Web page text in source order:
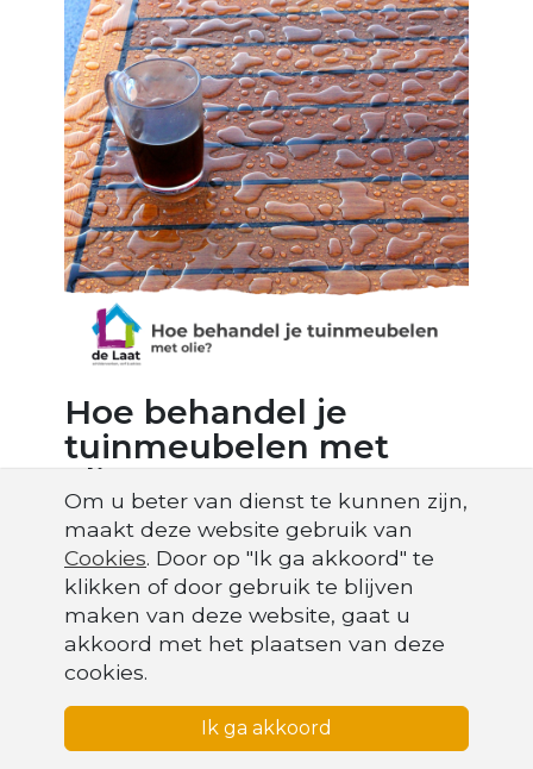
Om u beter van dienst te kunnen zijn,
maakt deze website gebruik van
Cookies. Door op "Ik ga akkoord" te
klikken of door gebruik te blijven
maken van deze website, gaat u
akkoord met het plaatsen van deze
cookies.
Ik ga akkoord
Hoe behandel je
tuinmeubelen met
olie?
​Je kunt kiezen uit teak of bankirai olie⁠,
maar beits is ook een mogelijkheid. Wij
krijgen vaak de vraag of wij een
"onzichtbare" oplossing hebben, dit is
echter niet mogelijk, bij alle
behandelingen van hout krijg je namelijk
product trekt er namelijk in) daardoor
komt de natuurlijke kleur van hout altijd
Cookies
Om u beter van dienst te kunnen zijn, maakt deze website
gebruik vancookies. Door op "Ik ga akkoord" te klikken of
door gebruik te blijven maken van deze website, gaat u
akkoord met het plaatsen van deze cookies.
Ik ga akkoord